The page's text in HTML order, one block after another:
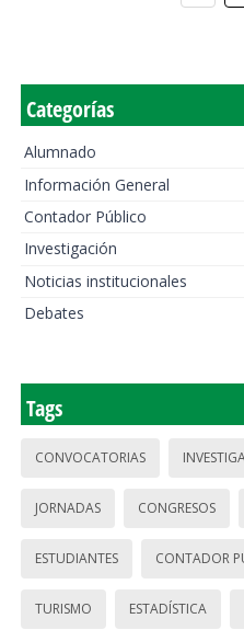
Categorías
Alumnado
Información General
Contador Público
Investigación
Noticias institucionales
Debates
Tags
CONVOCATORIAS
JORNADAS CONGRESOS
ESTUDIANTES CONTADOR
TURISMO ESTADÍSTICA